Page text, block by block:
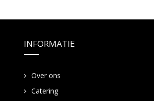
INFORMATIE
Over ons
Catering